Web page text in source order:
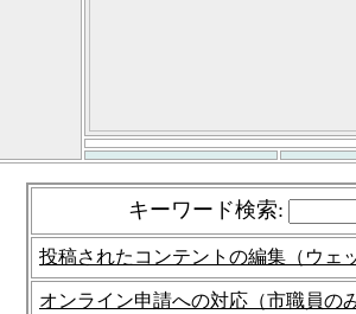
キーワード検索:
投稿されたコンテントの編集（ウェ
オンライン申請への対応（市職員の